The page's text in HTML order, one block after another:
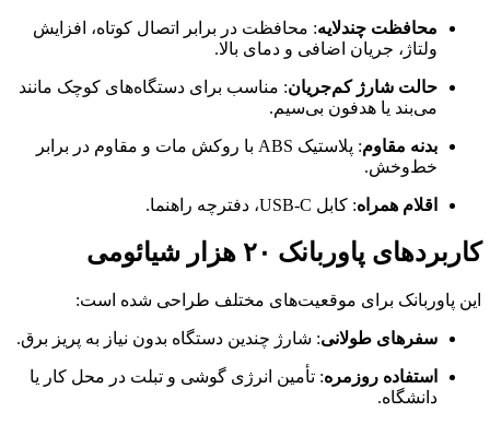
محافظت چندلایه: محافظت در برابر اتصال کوتاه، افزایش
ولتاژ، جریان اضافی و دمای بالا.
حالت شارژ کم‌جریان: مناسب برای دستگاه‌های کوچک مانند
می‌بند یا هدفون بی‌سیم.
بدنه مقاوم
: پلاستیک ABS با روکش مات و مقاوم در برابر
خط‌وخش.
اقلام همراه: کابل USB-C، دفترچه راهنما.
کاربردهای پاوربانک ۲۰ هزار شیائومی
این پاوربانک برای موقعیت‌های مختلف طراحی شده است:
سفرهای طولانی: شارژ چندین دستگاه بدون نیاز به پریز برق.
استفاده روزمره: تأمین انرژی گوشی و تبلت در محل کار یا
دانشگاه.